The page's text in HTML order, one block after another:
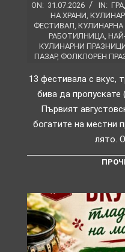
ON: 31.07.2026 IN:
НА ХРАНИ,
ФЕСТИВАЛ,
РАБОТИЛНИЦА,
КУЛИНАРНИ
ПАЗАР, ФОЛКЛОРЕН
13 фестивала с вкус,
бива да пропускате
Първият
богатите на местни
лято.